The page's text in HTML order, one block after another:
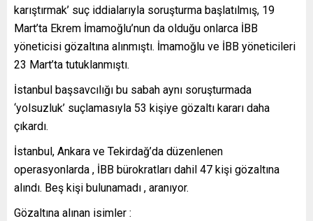
karıştırmak’ suç iddialarıyla soruşturma başlatılmış, 19
Mart’ta Ekrem İmamoğlu’nun da olduğu onlarca İBB
yöneticisi gözaltına alınmıştı. İmamoğlu ve İBB yöneticileri
23 Mart’ta tutuklanmıştı.
İstanbul başsavcılığı bu sabah aynı soruşturmada
‘yolsuzluk’ suçlamasıyla 53 kişiye gözaltı kararı daha
çıkardı.
İstanbul, Ankara ve Tekirdağ’da düzenlenen
operasyonlarda , İBB bürokratları dahil 47 kişi gözaltına
alındı. Beş kişi bulunamadı , aranıyor.
Gözaltına alınan isimler :